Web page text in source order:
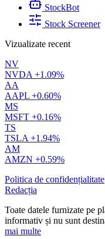
StockBot
Stock Screener
Vizualizate recent
NV
NVDA +1.09%
AA
AAPL +0.60%
MS
MSFT +0.16%
TS
TSLA +1.94%
AM
AMZN +0.59%
Politica de confidențialitate
Redacția
Toate datele furnizate pe
informativ și nu sunt
mai multe